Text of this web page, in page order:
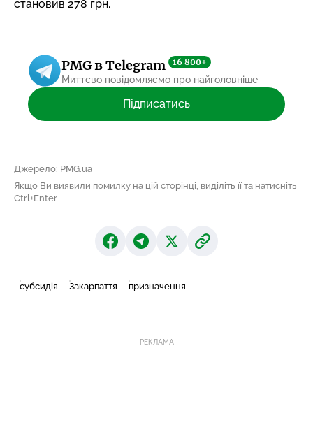
становив 278 грн.
PMG в Telegram 16 800+
Миттєво повідомляємо про найголовніше
Підписатись
Джерело: PMG.ua
Якщо Ви виявили помилку на цій сторінці, виділіть її та натисніть
Ctrl+Enter
субсидія Закарпаття призначення
РЕКЛАМА